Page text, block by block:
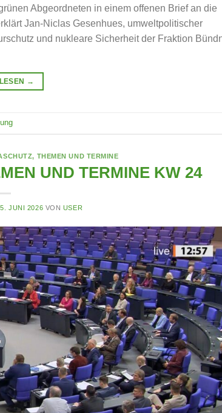
Abgeordneten in einem offenen Brief an die
Jan-Niclas Gesenhues, umweltpolitischer
und nukleare Sicherheit der Fraktion
→
, THEMEN UND TERMINE
UND TERMINE KW 24
5. JUNI 2026 VON USER